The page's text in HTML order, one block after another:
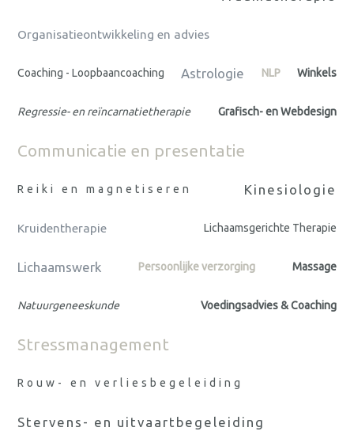
Organisatieontwikkeling en advies
Coaching - Loopbaancoaching Astrologie NLP Winkels
Regressie- en reïncarnatietherapie Grafisch- en Webdesign
Communicatie en presentatie
Reiki en magnetiseren Kinesiologie
Kruidentherapie Lichaamsgerichte Therapie
Lichaamswerk Persoonlijke verzorging Massage
Natuurgeneeskunde Voedingsadvies & Coaching
Stressmanagement
Rouw- en verliesbegeleiding
Stervens- en uitvaartbegeleiding